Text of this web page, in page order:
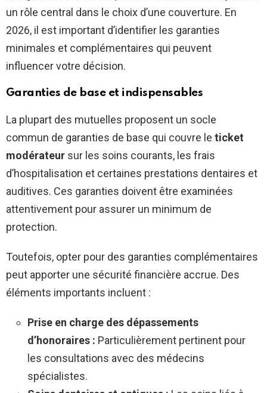
un rôle central dans le choix d’une couverture. En
2026, il est important d’identifier les garanties
minimales et complémentaires qui peuvent
influencer votre décision.
Garanties de base et indispensables
La plupart des mutuelles proposent un socle
commun de garanties de base qui couvre le ticket
modérateur sur les soins courants, les frais
d’hospitalisation et certaines prestations dentaires et
auditives. Ces garanties doivent être examinées
attentivement pour assurer un minimum de
protection.
Toutefois, opter pour des garanties complémentaires
peut apporter une sécurité financière accrue. Des
éléments importants incluent :
Prise en charge des dépassements
d’honoraires : Particulièrement pertinent pour
les consultations avec des médecins
spécialistes.